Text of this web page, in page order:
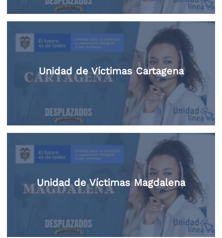
Unidad de Víctimas Cartagena
Unidad de Víctimas Magdalena